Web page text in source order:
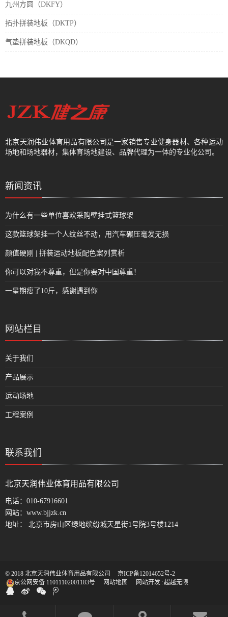
九州方圆（DKFY）
拓扑拼装地板（DKTP）
气垫拼装地板（DKQD）
北京天润伟业体育用品有限公司是一家销售专业健身器材、各种运动
场地和场地器材，集体育场地建设、品牌代理为一体的专业化公司。
新闻资讯
为什么有一些单位喜欢采购壁挂式篮球架
这款篮球架挂一个人纹丝不动，用汽车碾压毫发无损
颜值硬刚 | 拼装运动地板配色案列赏析
你可以对我不尊重，但是你要对中国尊重！
一星期瘦了10斤，感谢遇到你
网站栏目
关于我们
产品展示
运动场地
工程案例
联系我们
北京天润伟业体育用品有限公司
电话： 010-67916601
网站： www.bjjzk.cn
地址： 北京市房山区绿地缤纷城天星街1号院3号楼1214
© 2018 北京天润伟业体育用品有限公司
京ICP备12014652号-2
京公网安备 11011102001183号
网站地图 网站开发 :超越无限